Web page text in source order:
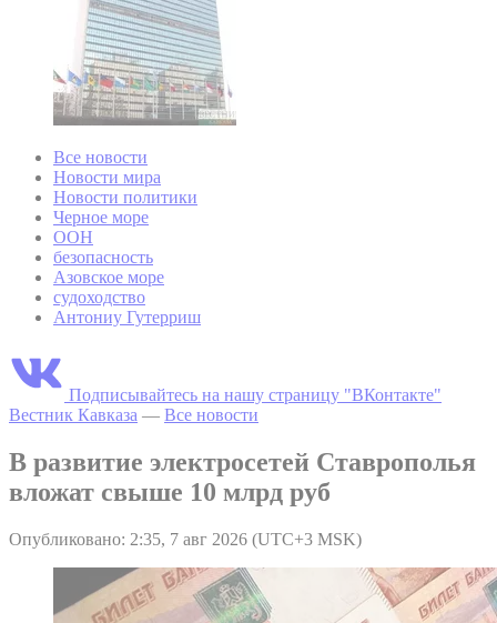
Все новости
Новости мира
Новости политики
Черное море
ООН
безопасность
Азовское море
судоходство
Антониу Гутерриш
Подписывайтесь на нашу страницу "ВКонтакте"
Вестник Кавказа — Все новости
В развитие электросетей Ставрополья
вложат свыше 10 млрд руб
Опубликовано: 2:35, 7 авг 2026 (UTC+3 MSK)